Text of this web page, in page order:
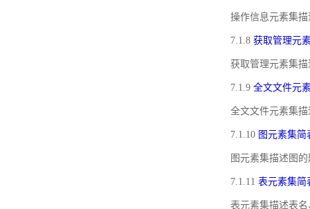
操作信息元素集
7.1.8 获取管理元
获取管理元素集
7.1.9 全文文件元
全文文件元素集
7.1.10 图元素集简
图元素集描述图
7.1.11 表元素集简
表元素集描述表